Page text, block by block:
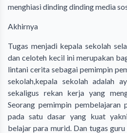
menghiasi dinding dinding media
Akhirnya
Tugas menjadi kepala sekolah
dan celoteh kecil ini merupakan
lintani cerita sebagai pemimpin
sekolah,kepala sekolah adalah
sekaligus rekan kerja yang
Seorang pemimpin pembelajaran
pada satu dasar yang kuat
belajar para murid. Dan tugas